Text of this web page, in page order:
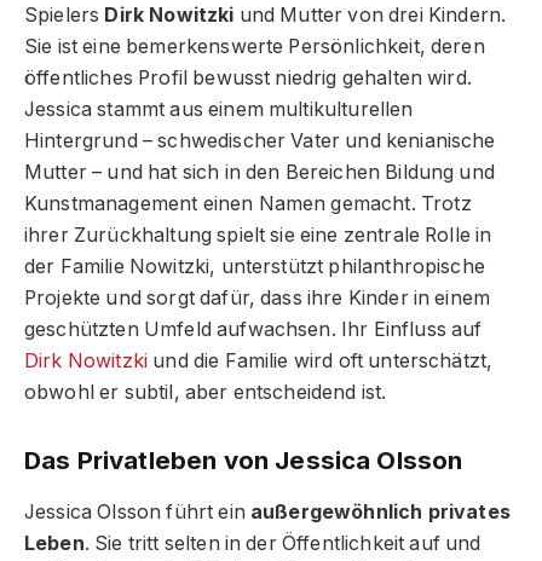
Spielers Dirk Nowitzki und Mutter von drei Kindern.
Sie ist eine bemerkenswerte Persönlichkeit, deren
öffentliches Profil bewusst niedrig gehalten wird.
Jessica stammt aus einem multikulturellen
Hintergrund – schwedischer Vater und kenianische
Mutter – und hat sich in den Bereichen Bildung und
Kunstmanagement einen Namen gemacht. Trotz
ihrer Zurückhaltung spielt sie eine zentrale Rolle in
der Familie Nowitzki, unterstützt philanthropische
Projekte und sorgt dafür, dass ihre Kinder in einem
geschützten Umfeld aufwachsen. Ihr Einfluss auf
Dirk Nowitzki und die Familie wird oft unterschätzt,
obwohl er subtil, aber entscheidend ist.
Das Privatleben von Jessica Olsson
Jessica Olsson führt ein außergewöhnlich privates
Leben. Sie tritt selten in der Öffentlichkeit auf und